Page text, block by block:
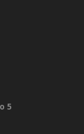
5